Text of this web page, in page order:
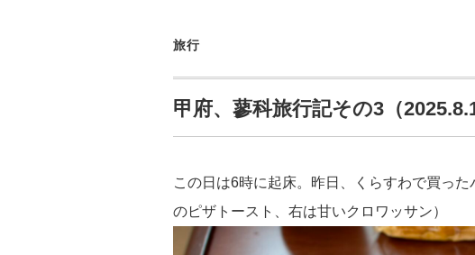
旅行
甲府、蓼科旅行記その3（
この日は6時に起床。昨日、くらすわで買っ
のピザトースト、右は甘いクロワッサン）